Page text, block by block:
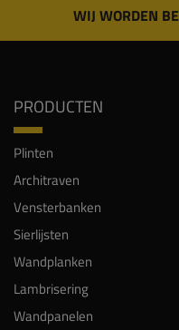
WIJ WORDEN
PRODUCTEN
Plinten
Architraven
Vensterbanken
Sierlijsten
Wandplanken
Lambrisering
Wandpanelen